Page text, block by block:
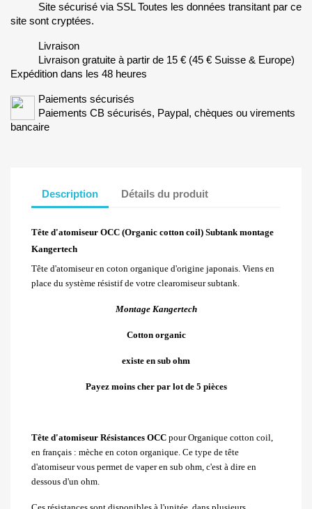
Site sécurisé via SSL Toutes les données transitant par ce
site sont cryptées.
Livraison
Livraison gratuite à partir de 15 € (45 € Suisse & Europe)
Expédition dans les 48 heures
Paiements sécurisés
Paiements CB sécurisés, Paypal, chèques ou virements
bancaire
Description Détails du produit
Tête d'atomiseur OCC (Organic cotton coil) Subtank montage
Kangertech
Tête d'atomiseur en coton organique d'origine japonais. Viens en
place du système résistif de votre clearomiseur subtank.
Montage Kangertech
Cotton organic
existe en sub ohm
Payez moins cher par lot de 5 pièces
Tête d'atomiseur Résistances OCC pour Organique cotton coil,
en français : mèche en coton organique. Ce type de tête
d'atomiseur vous permet de vaper en sub ohm, c'est à dire en
dessous d'un ohm.